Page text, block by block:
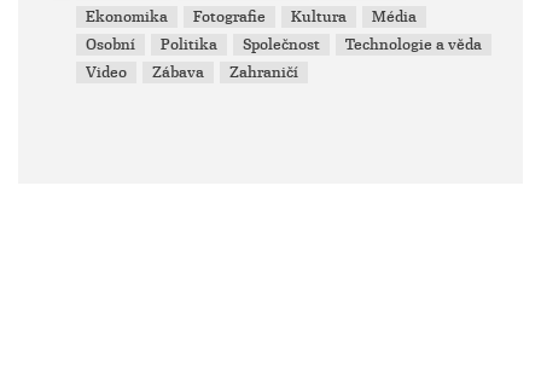
Ekonomika
Fotografie Kultura
Média
Osobní
Politika Společnost
Technologie a věda
Video
Zábava Zahraničí